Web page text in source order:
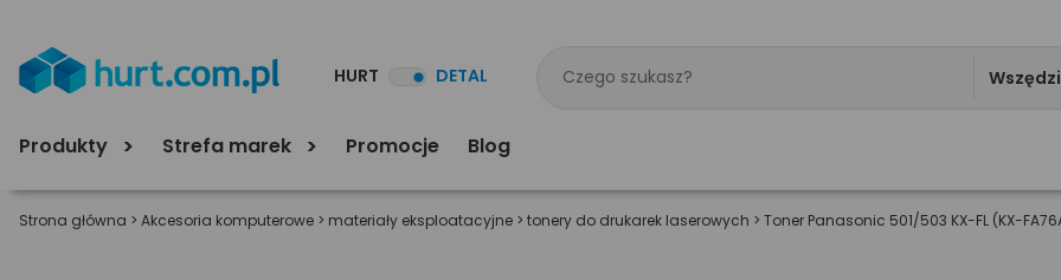
HURT DETAL
Produkty Strefa marek Promocje Blog
Strona główna > Akcesoria komputerowe > materiały eksploatacyjne > tonery do drukarek laserowych > Toner Panasonic 501/503 KX-FL (KX-